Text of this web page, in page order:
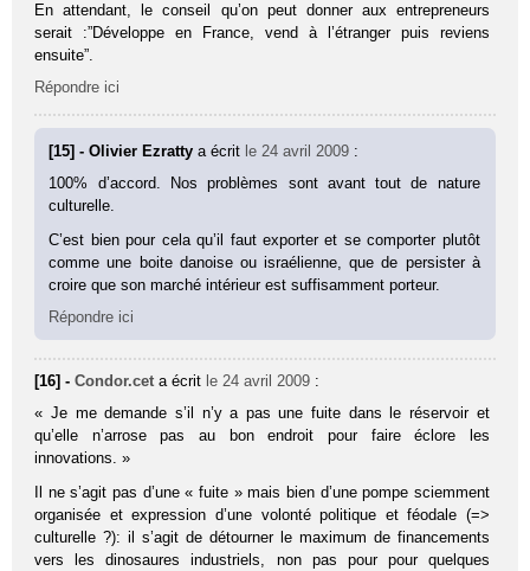
En attendant, le conseil qu’on peut donner aux entrepreneurs
serait :”Développe en France, vend à l’étranger puis reviens
ensuite”.
Répondre ici
[15] - Olivier Ezrattya écrit le 24 avril 2009 :
100% d’accord. Nos problèmes sont avant tout de nature
culturelle.
C’est bien pour cela qu’il faut exporter et se comporter plutôt
comme une boite danoise ou israélienne, que de persister à
croire que son marché intérieur est suffisamment porteur.
Répondre ici
[16] -Condor.cet a écrit le 24 avril 2009 :
« Je me demande s’il n’y a pas une fuite dans le réservoir et
qu’elle n’arrose pas au bon endroit pour faire éclore les
innovations. »
Il ne s’agit pas d’une « fuite » mais bien d’une pompe sciemment
organisée et expression d’une volonté politique et féodale (=>
culturelle ?): il s’agit de détourner le maximum de financements
vers les dinosaures industriels, non pas pour pour quelques